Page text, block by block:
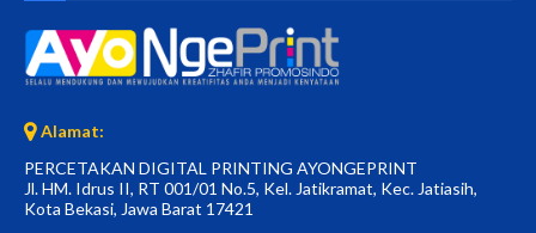
Alamat:
PERCETAKAN DIGITAL PRINTING AYONGEPRINT
Jl. HM. Idrus II, RT 001/01 No.5, Kel. Jatikramat, Kec. Jatiasih,
Kota Bekasi, Jawa Barat 17421